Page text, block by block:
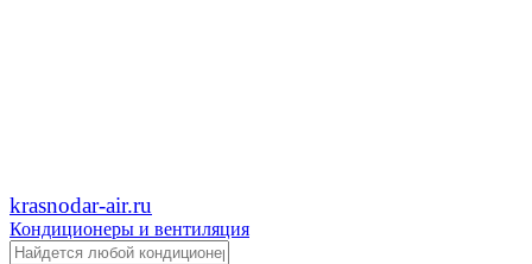
krasnodar-air.ru
Кондиционеры и вентиляция